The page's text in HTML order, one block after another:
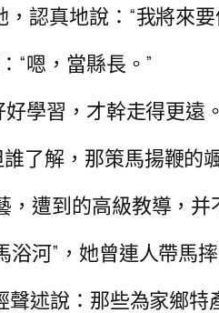
認真地說：“我將來
“嗯，當縣長。”
學習，才幹走得更遠
了解，那策馬揚鞭的
，遭到的高級教導，
河”，她曾連人帶馬
述說：那些為家鄉